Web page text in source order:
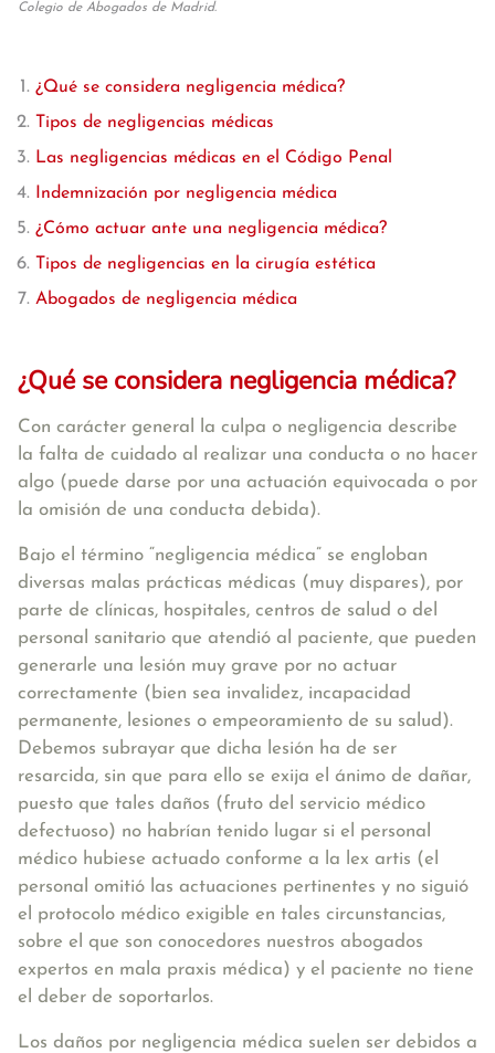
Colegio de Abogados de Madrid.
¿Qué se considera negligencia médica?
Tipos de negligencias médicas
Las negligencias médicas en el Código Penal
Indemnización por negligencia médica
¿Cómo actuar ante una negligencia médica?
Tipos de negligencias en la cirugía estética
Abogados de negligencia médica
¿Qué se considera negligencia médica?
Con carácter general la culpa o negligencia describe
la falta de cuidado al realizar una conducta o no hacer
algo (puede darse por una actuación equivocada o por
la omisión de una conducta debida).
Bajo el término “negligencia médica” se engloban
diversas malas prácticas médicas (muy dispares), por
parte de clínicas, hospitales, centros de salud o del
personal sanitario que atendió al paciente, que pueden
generarle una lesión muy grave por no actuar
correctamente (bien sea invalidez, incapacidad
permanente, lesiones o empeoramiento de su salud).
Debemos subrayar que dicha lesión ha de ser
resarcida, sin que para ello se exija el ánimo de dañar,
puesto que tales daños (fruto del servicio médico
defectuoso) no habrían tenido lugar si el personal
médico hubiese actuado conforme a la lex artis (el
personal omitió las actuaciones pertinentes y no siguió
el protocolo médico exigible en tales circunstancias,
sobre el que son conocedores nuestros abogados
expertos en mala praxis médica) y el paciente no tiene
el deber de soportarlos.
Los daños por negligencia médica suelen ser debidos a